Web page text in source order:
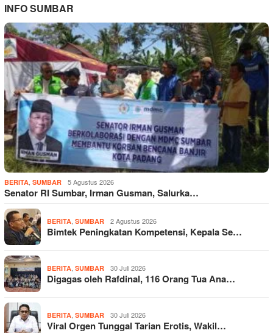
INFO SUMBAR
BERITA SUMBAR 5 Agustus 2026
Senator RI Sumbar, Irman Gusman, Salurka…
BERITA SUMBAR 2 Agustus 2026
Bimtek Peningkatan Kompetensi, Kepala Se…
BERITA SUMBAR 30 Juli 2026
Digagas oleh Rafdinal, 116 Orang Tua Ana…
BERITA SUMBAR 30 Juli 2026
Viral Orgen Tunggal Tarian Erotis, Wakil…